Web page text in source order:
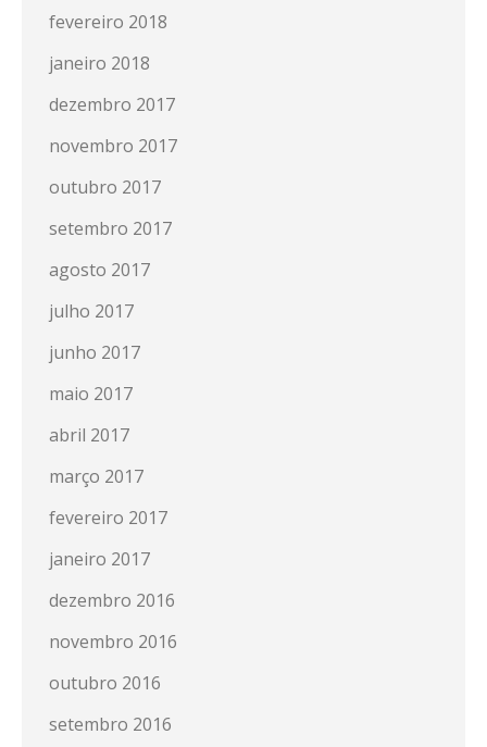
fevereiro 2018
janeiro 2018
dezembro 2017
novembro 2017
outubro 2017
setembro 2017
agosto 2017
julho 2017
junho 2017
maio 2017
abril 2017
março 2017
fevereiro 2017
janeiro 2017
dezembro 2016
novembro 2016
outubro 2016
setembro 2016